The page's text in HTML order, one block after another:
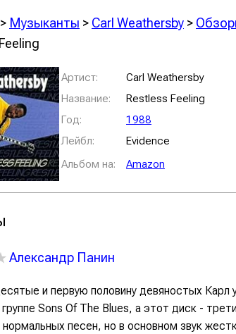
> Музыканты > Carl Weathersby >
Артист:
Carl Weathersby
Название:
Restless Feeling
Год:
1988
Лейбл:
Evidence
Альбом на:
Amazon
Александр Панин
и первую половину девяностых Карл
Sons Of The Blues, а этот диск -
нормальных песен, но в основном звук